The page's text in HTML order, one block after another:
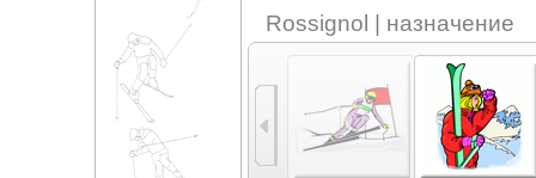
Rossignol | назначение